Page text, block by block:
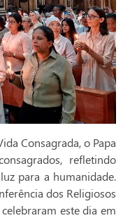
Consagrada, o Papa
refletindo
para a humanidade.
dos Religiosos
este dia em